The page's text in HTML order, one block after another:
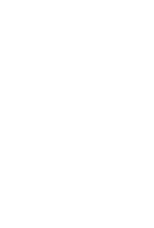
دخلك. أما
قد تتمكن من
من التسرع في
تنشط اتصالاتك